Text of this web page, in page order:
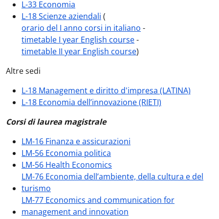
L-33 Economia
L-18 Scienze aziendali (
orario del I anno corsi in italiano -
timetable I year English course-
timetable II year English course)
Altre sedi
L-18 Management e diritto d'impresa (LATINA)
L-18 Economia dell’innovazione (RIETI)
Corsi di laurea magistrale
LM-16 Finanza e assicurazioni
LM-56 Economia politica
LM-56 Health Economics
LM-76 Economia dell’ambiente, della cultura e del
turismo
LM-77 Economics and communication for
management and innovation